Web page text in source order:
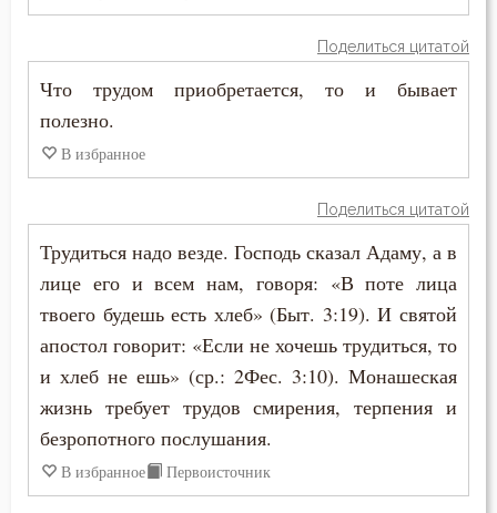
Гнев
Дело
Друг
Духовная жизнь
Феогност
Феодор Студит
Феофан Затворник
Филофей Синайский
Поделиться цитатой
Что трудом приобретается, то и бывает
полезно.
В избранное
Поделиться цитатой
Трудиться надо везде. Господь сказал Адаму, а в
лице его и всем нам, говоря: «В поте лица
твоего будешь есть хлеб» (Быт. 3:19). И святой
апостол говорит: «Если не хочешь трудиться, то
и хлеб не ешь» (ср.: 2Фес. 3:10). Монашеская
жизнь требует трудов смирения, терпения и
безропотного послушания.
В избранное Первоисточник